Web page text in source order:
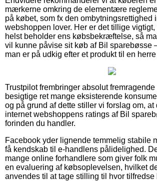
mærkerne omkring de elementære
på købet, som fx den ombytningsrettighed
webshoppen lover. Her er det tillige vigtigt,
helst beholder ens købsbekræftelse, så
vil kunne påvise sit køb af Bil sparebøsse
man er på udkig efter et produkt til en
Trustpilot frembringer absolut
besigtige ret mange eksisterende
og på grund af dette stiller vi forslag om, at
internet webshoppens ratings af Bil
forinden du handler.
Facebook yder lignende temmelig stabile
få kendskab til e-handlens pålidelighed.
mange online forhandlere som giver folk
en evaluering af købsoplevelsen, hvilket
anvendes til at tage stilling til hvor tilfredse